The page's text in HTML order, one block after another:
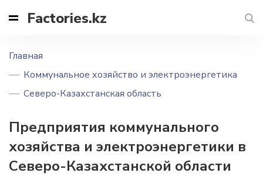
Factories.kz
Главная
Коммунальное хозяйство и электроэнергетика
Северо-Казахстанская область
Предприятия коммунального
хозяйства и электроэнергетики в
Северо-Казахстанской области